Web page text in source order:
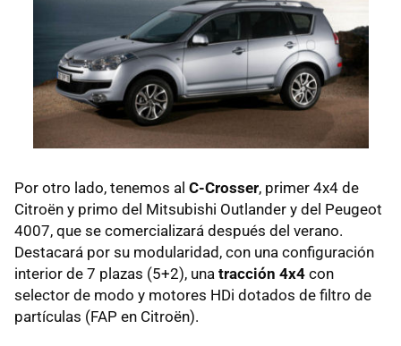
Por otro lado, tenemos al C-Crosser, primer 4x4 de
Citroën y primo del Mitsubishi Outlander y del Peugeot
4007, que se comercializará después del verano.
Destacará por su modularidad, con una configuración
interior de 7 plazas (5+2), una tracción 4x4 con
selector de modo y motores HDi dotados de filtro de
partículas (FAP en Citroën).